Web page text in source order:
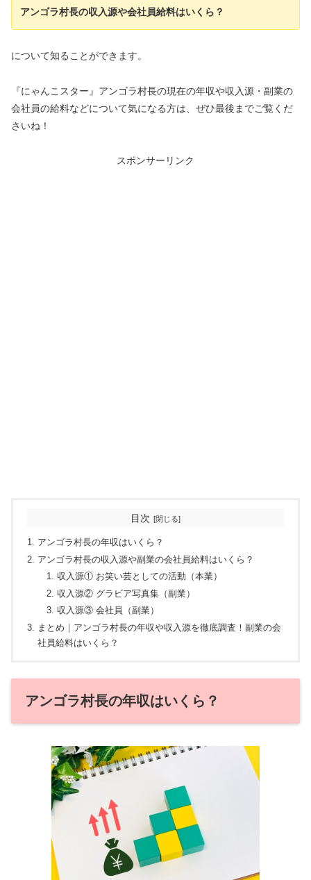
アンゴラ村長の収入源や会社員給料はいくら？
について知ることができます。
『にゃんこスター』アンゴラ村長の現在の年収や収入源・副業の
会社員の給料などについて気になる方は、ぜひ最後までご覧くだ
さいね！
スポンサーリンク
目次
アンゴラ村長の年収はいくら？
アンゴラ村長の収入源や副業の会社員給料はいくら？
収入源① お笑い芸としての活動（本業）
収入源② グラビア写真集（副業）
収入源③ 会社員（副業）
まとめ｜アンゴラ村長の年収や収入源を徹底調査！副業の会
社員給料はいくら？
アンゴラ村長の年収はいくら？